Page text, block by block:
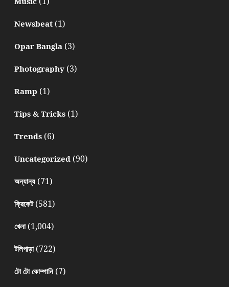
Newsbeat(1)
Opar Bangla(3)
Photography(3)
Ramp (1)
Tips & Tricks(1)
Trends(6)
Uncategorized(90)
অন্যান্য(71)
ক্রিকেট(581)
খেলা(1,004)
টলিপাড়া(722)
টো টো কোম্পানি(7)